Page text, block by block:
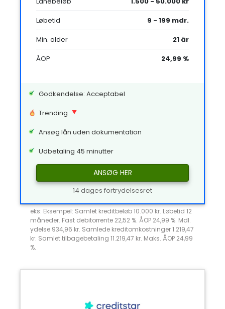
Løbetid
9 - 199 mdr.
Min. alder
21 år
ÅOP
24,99 %
Godkendelse: Acceptabel
Trending
Ansøg lån uden dokumentation
Udbetaling 45 minutter
ANSØG HER
14 dages fortrydelsesret
eks: Eksempel: Samlet kreditbeløb 10.000 kr. Løbetid 12
måneder. Fast debitorrente 22,52 %. ÅOP 24,99 %. Mdl.
ydelse 934,96 kr. Samlede kreditomkostninger 1.219,47
kr. Samlet tilbagebetaling 11.219,47 kr. Maks. ÅOP 24,99
%.